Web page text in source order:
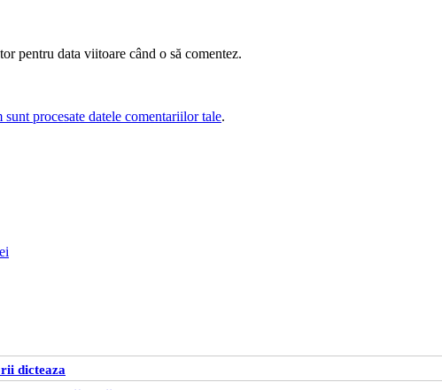
pentru data viitoare când o să comentez.
procesate datele comentariilor tale.
dicteaza